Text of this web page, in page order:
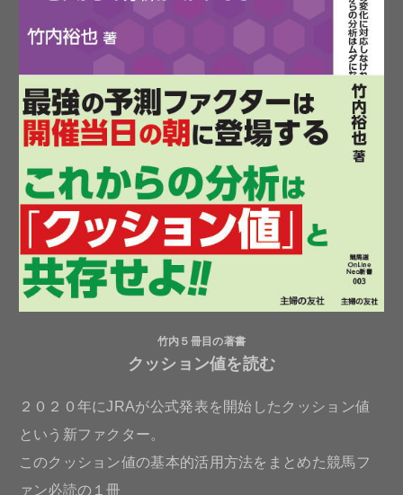
竹内５冊目の著書
クッション値を読む
２０２０年にJRAが公式発表を開始したクッション値
という新ファクター。
このクッション値の基本的活用方法をまとめた競馬フ
ァン必読の１冊